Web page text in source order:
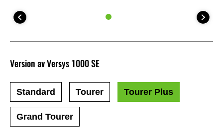
Version av Versys 1000 SE
Standard Tourer Tourer Plus
Grand Tourer